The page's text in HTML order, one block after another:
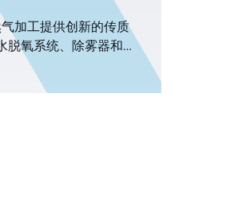
加工提供创新的传质
氧系统、除雾器和气
外停机时间并优化工